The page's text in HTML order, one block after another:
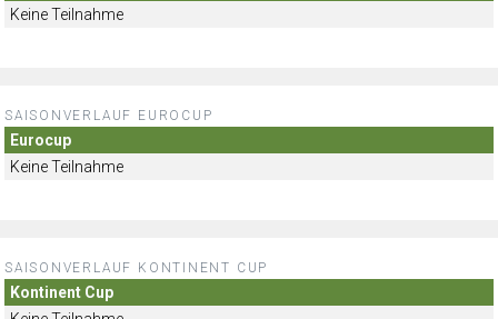
Keine Teilnahme
SAISONVERLAUF EUROCUP
Eurocup
Keine Teilnahme
SAISONVERLAUF KONTINENT CUP
Kontinent Cup